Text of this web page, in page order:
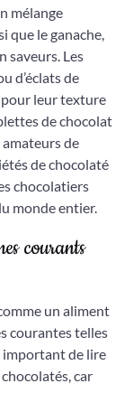
mélange
que le ganache,
saveurs. Les
d’éclats de
pour leur texture
de chocolat
de
de chocolaté
chocolatiers
monde entier.
courants
un aliment
courantes telles
important de lire
car